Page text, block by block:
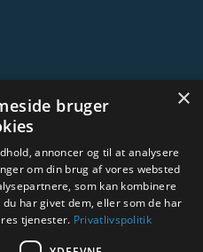
×
bruger
annoncer og til at analysere
om din brug af vores websted
som kan kombinere
har givet dem, eller som de har
tjenester. Privatlivspolitik